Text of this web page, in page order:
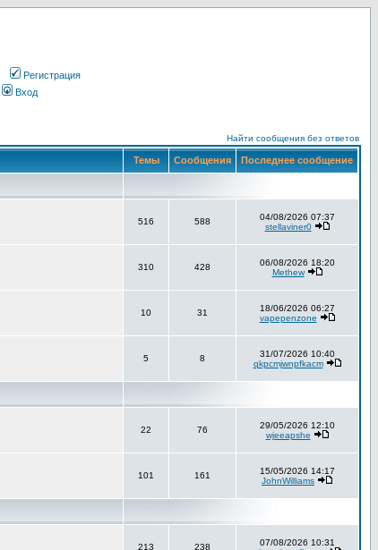
Регистрация
Вход
Найти сообщения без ответов
Темы Сообщения Последнее сообщение
516 588
04/08/2026 07:37
stellaviner0
310 428
06/08/2026 18:20
Methew
10 31
18/06/2026 06:27
vapepenzone
5 8
31/07/2026 10:40
qkpcmjwnpfkacm
22 76
29/05/2026 12:10
wjeeapshe
101 161
15/05/2026 14:17
JohnWilliams
213 238
07/08/2026 10:31